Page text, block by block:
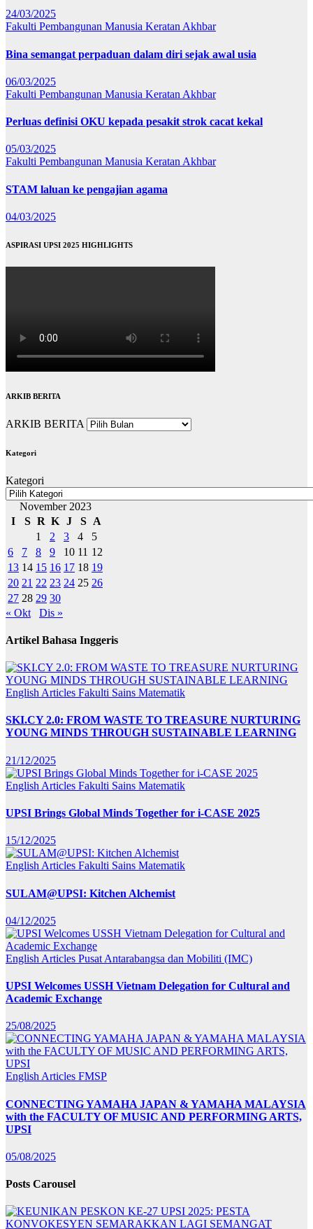
24/03/2025
Fakulti Pembangunan Manusia Keratan Akhbar
Bina semangat perpaduan dalam diri sejak awal usia
06/03/2025
Fakulti Pembangunan Manusia Keratan Akhbar
Perluas definisi OKU kepada pesakit strok cacat kekal
05/03/2025
Fakulti Pembangunan Manusia Keratan Akhbar
STAM laluan ke pengajian agama
04/03/2025
ASPIRASI UPSI 2025 HIGHLIGHTS
ARKIB BERITA
ARKIB BERITA
Kategori
Kategori
November 2023
I
S R K J S
A
1
2 3 4
5
6
7 8 9 10 11 12
13 14 15 16 17 18 19
20 21 22 23 24 25 26
27 28 29 30
« Okt
Dis »
Artikel Bahasa Inggeris
English Articles Fakulti Sains Matematik
SKI.CY 2.0: FROM WASTE TO TREASURE NURTURING
YOUNG MINDS THROUGH SUSTAINABLE LEARNING
21/12/2025
English Articles Fakulti Sains Matematik
UPSI Brings Global Minds Together for i-CASE 2025
15/12/2025
English Articles Fakulti Sains Matematik
SULAM@UPSI: Kitchen Alchemist
04/12/2025
English Articles Pusat Antarabangsa dan Mobiliti (IMC)
UPSI Welcomes USSH Vietnam Delegation for Cultural and
Academic Exchange
25/08/2025
English Articles FMSP
CONNECTING YAMAHA JAPAN & YAMAHA MALAYSIA
with the FACULTY OF MUSIC AND PERFORMING ARTS,
UPSI
05/08/2025
Posts Carousel